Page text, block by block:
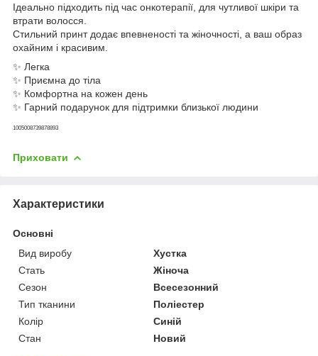
Ідеально підходить під час онкотерапії, для чутливої шкіри та
втрати волосся.
Стильний принт додає впевненості та жіночності, а ваш образ
охайним і красивим.
✨ Легка
✨ Приємна до тіла
✨ Комфортна на кожен день
✨ Гарний подарунок для підтримки близької людини
1005008739878893
Приховати
Характеристики
Основні
Вид виробу
Хустка
Стать
Жіноча
Сезон
Всесезонний
Тип тканини
Поліестер
Колір
Синій
Стан
Новий